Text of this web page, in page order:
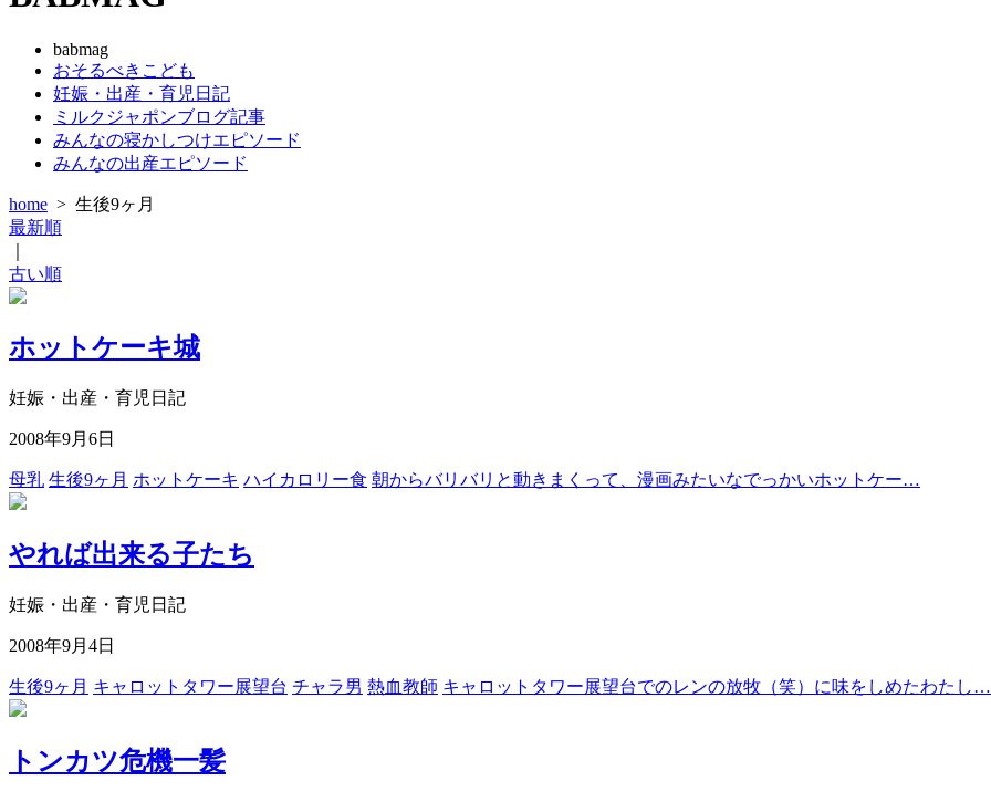
babmag
おそるべきこども
妊娠・出産・育児日記
ミルクジャポンブログ記事
みんなの寝かしつけエピソード
みんなの出産エピソード
home > 生後9ヶ月
最新順
古い順
ホットケーキ城
妊娠・出産・育児日記
2008年9月6日
母乳 生後9ヶ月 ホットケーキ ハイカロリー食 朝からバリバリと動きまくって、漫画みたいなでっかいホットケー…
やれば出来る子たち
妊娠・出産・育児日記
2008年9月4日
生後9ヶ月 キャロットタワー展望台 チャラ男 熱血教師 キャロットタワー展望台でのレンの放牧（笑）に味をしめたわたし…
トンカツ危機一髪